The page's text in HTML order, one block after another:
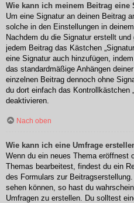
Wie kann ich meinem Beitrag eine
Um eine Signatur an deinen Beitrag
solche in den Einstellungen in
Nachdem du die Signatur erstellt
jedem Beitrag das Kästchen
eine Signatur auch hinzufügen,
das standardmäßige Anhängen
einzelnen Beitrag dennoch ohne
du dort einfach das Kontrollkästchen
deaktivieren.
Nach oben
Wie kann ich eine Umfrage
Wenn du ein neues Thema eröffnest
Themas bearbeitest, findest du ein
des Formulars zur
sehen können, so hast du
Umfragen zu erstellen. Du solltest